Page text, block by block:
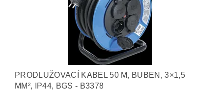
PRODLUŽOVACÍ KABEL 50 M, BUBEN, 3×1,5
MM², IP44, BGS - B3378